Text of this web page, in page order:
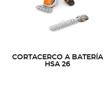
CORTACERCO A BATERÍA
HSA 26